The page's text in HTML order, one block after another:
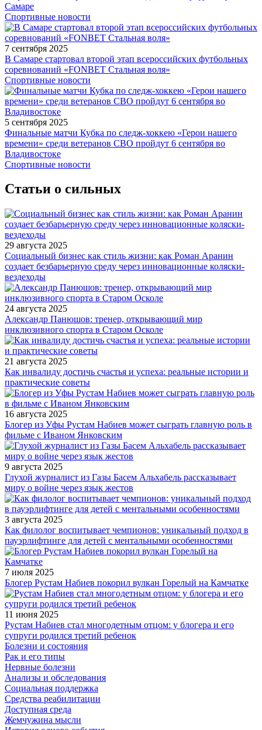
Самаре
Спортивные новости
7 сентября 2025
В Самаре стартовал второй этап всероссийских футбольных
соревнований «FONBET Стальная воля»
Спортивные новости
5 сентября 2025
Финальные матчи Кубка по следж-хоккею «Герои нашего
времени» среди ветеранов СВО пройдут 6 сентября во
Владивостоке
Спортивные новости
Статьи о сильных
29 августа 2025
Социальный бизнес как стиль жизни: как Роман Аранин
создает безбарьерную среду через инновационные коляски-
вездеходы
24 августа 2025
Александр Панюшов: тренер, открывающий мир
инклюзивного спорта в Старом Осколе
21 августа 2025
Как инвалиду достичь счастья и успеха: реальные истории и
практические советы
16 августа 2025
Блогер из Уфы Рустам Набиев может сыграть главную роль в
фильме с Иваном Янковским
9 августа 2025
Глухой журналист из Газы Басем Альхабель рассказывает
миру о войне через язык жестов
3 августа 2025
Как филолог воспитывает чемпионов: уникальный подход в
пауэрлифтинге для детей с ментальными особенностями
7 июля 2025
Блогер Рустам Набиев покорил вулкан Горелый на Камчатке
11 июня 2025
Рустам Набиев стал многодетным отцом: у блогера и его
супруги родился третий ребенок
Болезни и состояния
Рак и его типы
Нервные болезни
Анализы и обследования
Социальная поддержка
Средства реабилитации
Доступная среда
Жемчужина мысли